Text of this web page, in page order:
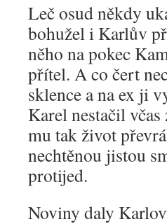
Leč osud někdy
bohužel i Karlův
něho na pokec
přítel. A co čert
sklence a na ex ji
Karel nestačil
mu tak život
nechtěnou jistou
protijed.
Noviny daly